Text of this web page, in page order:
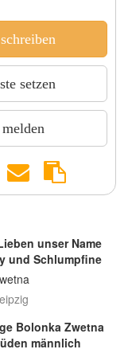
setzen
unser Name
und Schlumpfine
Bolonka Zwetna
männlich